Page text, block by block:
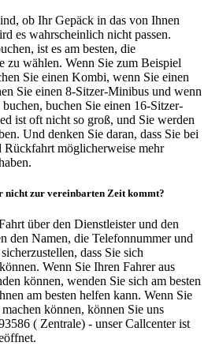
ob Ihr Gepäck in das von Ihnen
es wahrscheinlich nicht passen.
ist es am besten, die
zu wählen. Wenn Sie zum Beispiel
Sie einen Kombi, wenn Sie einen
Sie einen 8-Sitzer-Minibus und wenn
buchen Sie einen 16-Sitzer-
ist oft nicht so groß, und Sie werden
Und denken Sie daran, dass Sie bei
möglicherweise mehr
nicht zur vereinbarten Zeit kommt?
über den Dienstleister und den
den Namen, die Telefonnummer und
dass Sie sich
Wenn Sie Ihren Fahrer aus
können, wenden Sie sich am besten
am besten helfen kann. Wenn Sie
können, können Sie uns
( Zentrale) - unser Callcenter ist